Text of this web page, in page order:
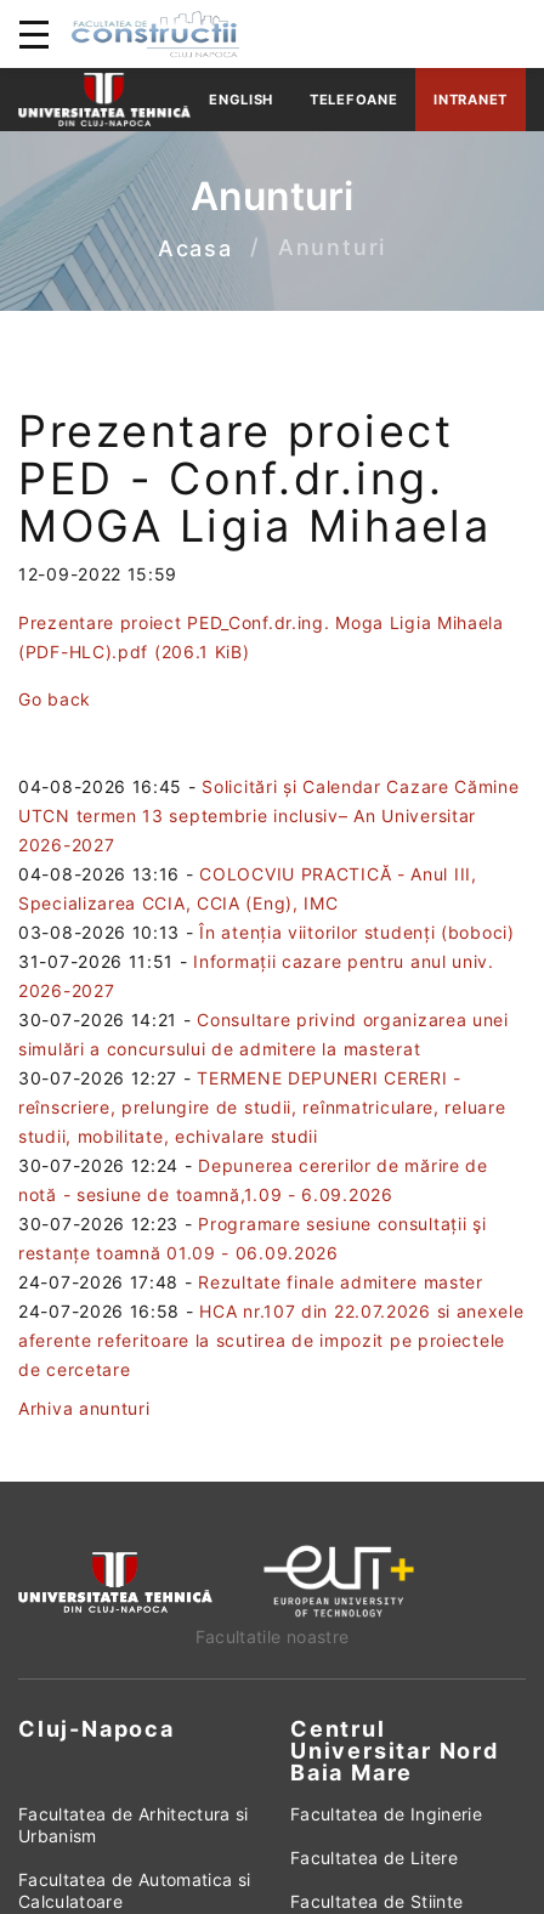
ENGLISH TELEFOANE INTRANET
Anunturi
Acasa Anunturi
Prezentare proiect
PED - Conf.dr.ing.
MOGA Ligia Mihaela
12-09-2022 15:59
Prezentare proiect PED_Conf.dr.ing. Moga Ligia Mihaela
(PDF-HLC).pdf (206.1 KiB)
Go back
04-08-2026 16:45 - Solicitări și Calendar Cazare Cămine
UTCN termen 13 septembrie inclusiv– An Universitar
2026-2027
04-08-2026 13:16 -COLOCVIU PRACTICĂ - Anul III,
Specializarea CCIA, CCIA (Eng), IMC
03-08-2026 10:13 -În atenția viitorilor studenți (boboci)
31-07-2026 11:51 - Informații cazare pentru anul univ.
2026-2027
30-07-2026 14:21 -Consultare privind organizarea unei
simulări a concursului de admitere la masterat
30-07-2026 12:27 -TERMENE DEPUNERI CERERI -
reînscriere, prelungire de studii, reînmatriculare, reluare
studii, mobilitate, echivalare studii
30-07-2026 12:24 - Depunerea cererilor de mărire de
notă - sesiune de toamnă,1.09 - 6.09.2026
30-07-2026 12:23 - Programare sesiune consultații şi
restanțe toamnă 01.09 - 06.09.2026
24-07-2026 17:48 - Rezultate finale admitere master
24-07-2026 16:58 - HCA nr.107 din 22.07.2026 si anexele
aferente referitoare la scutirea de impozit pe proiectele
de cercetare
Arhiva anunturi
Facultatile noastre
Cluj-Napoca
Centrul
Universitar Nord
Baia Mare
Facultatea de Arhitectura si
Urbanism
Facultatea de Automatica si
Calculatoare
Facultatea de Inginerie
Facultatea de Litere
Facultatea de Stiinte